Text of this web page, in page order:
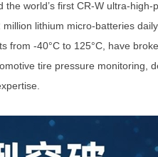
the world’s first CR-W ultra-high-
lithium micro-batteries
from -40°C to 125°C, have
tire pressure monitoring,